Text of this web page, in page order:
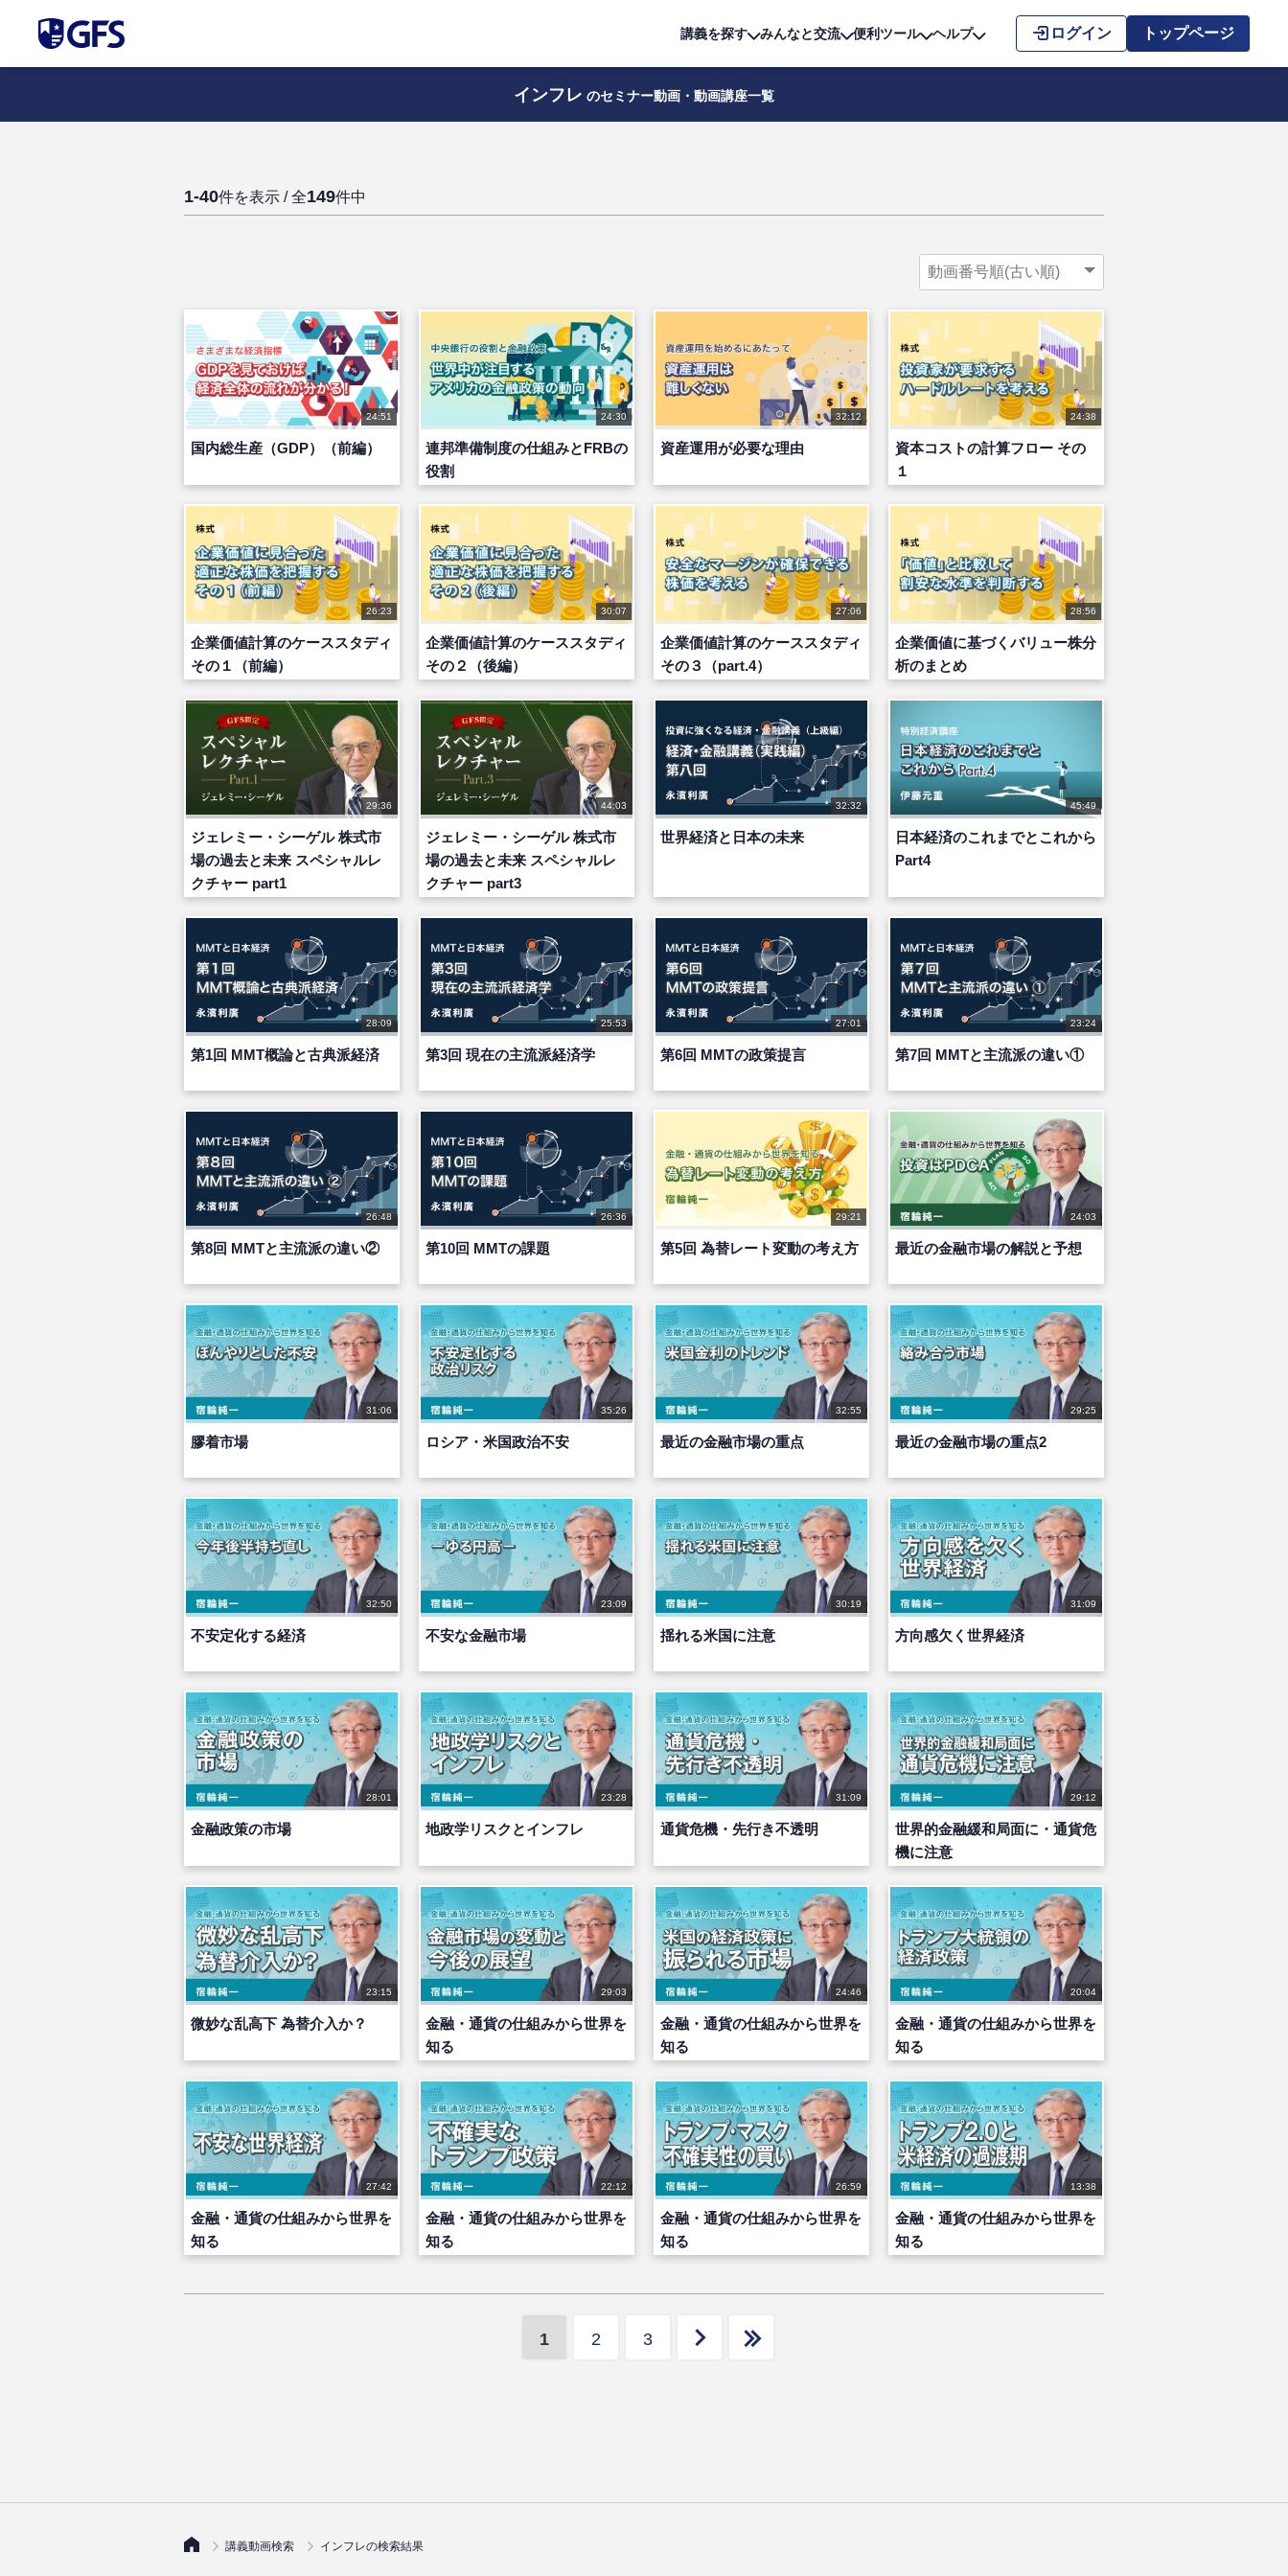
講義を探す みんなと交流 便利ツール ヘルプ ログイン トップページ
インフレ のセミナー動画・動画講座一覧
1-40件を表示 / 全149件中
24:51
国内総生産（GDP）（前編）
24:30
連邦準備制度の仕組みとFRBの
役割
32:12
資産運用が必要な理由
24:38
資本コストの計算フロー その
１
26:23
企業価値計算のケーススタディ
その１（前編）
30:07
企業価値計算のケーススタディ
その２（後編）
27:06
企業価値計算のケーススタディ
その３（part.4）
28:56
企業価値に基づくバリュー株分
析のまとめ
29:36
ジェレミー・シーゲル 株式市
場の過去と未来 スペシャルレ
クチャー part1
44:03
ジェレミー・シーゲル 株式市
場の過去と未来 スペシャルレ
クチャー part3
32:32
世界経済と日本の未来
45:49
日本経済のこれまでとこれから
Part4
28:09
第1回 MMT概論と古典派経済
25:53
第3回 現在の主流派経済学
27:01
第6回 MMTの政策提言
23:24
第7回 MMTと主流派の違い①
26:48
第8回 MMTと主流派の違い②
26:36
第10回 MMTの課題
29:21
第5回 為替レート変動の考え方
24:03
最近の金融市場の解説と予想
31:06
膠着市場
35:26
ロシア・米国政治不安
32:55
最近の金融市場の重点
29:25
最近の金融市場の重点2
32:50
不安定化する経済
23:09
不安な金融市場
30:19
揺れる米国に注意
31:09
方向感欠く世界経済
28:01
金融政策の市場
23:28
地政学リスクとインフレ
31:09
通貨危機・先行き不透明
29:12
世界的金融緩和局面に・通貨危
機に注意
23:15
微妙な乱高下 為替介入か？
29:03
金融・通貨の仕組みから世界を
知る
24:46
金融・通貨の仕組みから世界を
知る
20:04
金融・通貨の仕組みから世界を
知る
27:42
金融・通貨の仕組みから世界を
知る
22:12
金融・通貨の仕組みから世界を
知る
26:59
金融・通貨の仕組みから世界を
知る
13:38
金融・通貨の仕組みから世界を
知る
1 2 3
講義動画検索 インフレの検索結果